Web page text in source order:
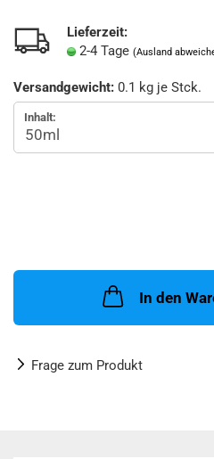
Lieferzeit:
2-4 Tage (Ausland
Versandgewicht: 0.1 kg je Stck.
Inhalt:
In den
Frage zum Produkt